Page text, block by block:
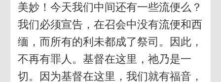
美妙！今天我们中间还有一些流便么？
我们必须宣告，在召会中没有流便和西
缅，而所有的利未都成了祭司。因此，
不再有罪人。基督在这里，祂乃是一
切。因为基督在这里，我们就有福音，